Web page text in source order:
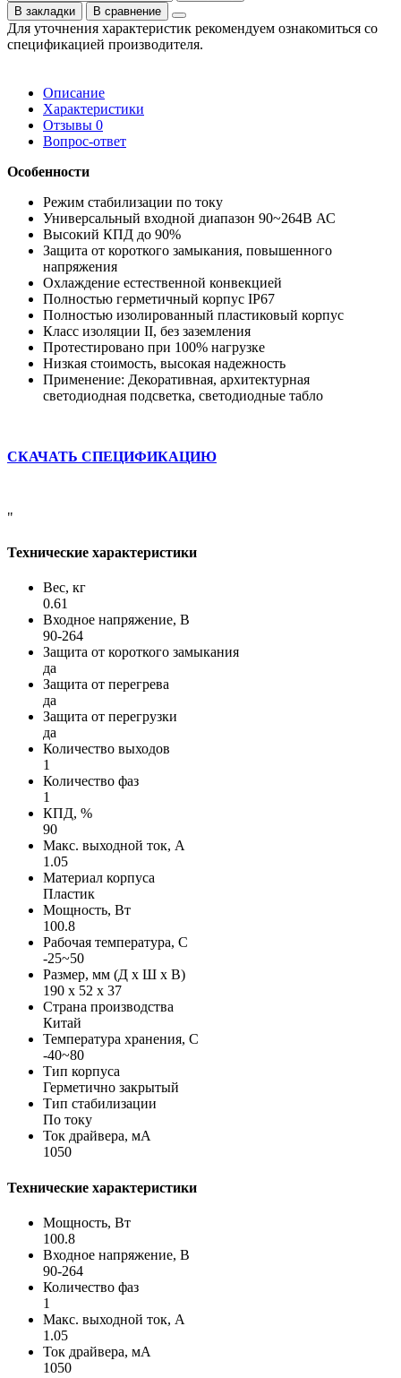
В закладки
В сравнение
Для уточнения характеристик рекомендуем ознакомиться со
спецификацией производителя.
Описание
Характеристики
Отзывы 0
Вопрос-ответ
Особенности
Режим стабилизации по току
Универсальный входной диапазон 90~264В АС
Высокий КПД до 90%
Защита от короткого замыкания, повышенного
напряжения
Охлаждение естественной конвекцией
Полностью герметичный корпус IP67
Полностью изолированный пластиковый корпус
Класс изоляции II, без заземления
Протестировано при 100% нагрузке
Низкая стоимость, высокая надежность
Применение: Декоративная, архитектурная
светодиодная подсветка, светодиодные табло
СКАЧАТЬ СПЕЦИФИКАЦИЮ
"
Технические характеристики
Вес, кг
0.61
Входное напряжение, В
90-264
Защита от короткого замыкания
да
Защита от перегрева
да
Защита от перегрузки
да
Количество выходов
1
Количество фаз
1
КПД, %
90
Макс. выходной ток, А
1.05
Материал корпуса
Пластик
Мощность, Вт
100.8
Рабочая температура, С
-25~50
Размер, мм (Д х Ш х В)
190 х 52 х 37
Страна производства
Китай
Температура хранения, С
-40~80
Тип корпуса
Герметично закрытый
Тип стабилизации
По току
Ток драйвера, мА
1050
Технические характеристики
Мощность, Вт
100.8
Входное напряжение, В
90-264
Количество фаз
1
Макс. выходной ток, А
1.05
Ток драйвера, мА
1050